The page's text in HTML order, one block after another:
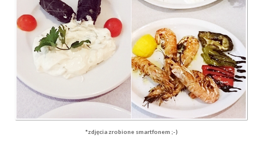
*zdjęcia zrobione smartfonem ;-)